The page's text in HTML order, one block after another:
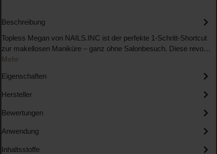
Beschreibung
Topless Megan von NAILS.INC ist der perfekte 1-Schritt-Shortcut
zur makellosen Maniküre – ganz ohne Salonbesuch. Diese revo…
Mehr
Eigenschaften
Hersteller
Bewertungen
Anwendung
Inhaltsstoffe